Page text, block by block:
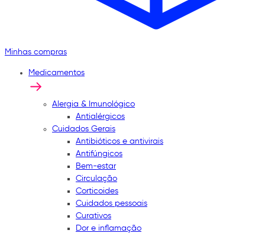
Minhas compras
Medicamentos
Alergia & Imunológico
Antialérgicos
Cuidados Gerais
Antibióticos e antivirais
Antifúngicos
Bem-estar
Circulação
Corticoides
Cuidados pessoais
Curativos
Dor e inflamação